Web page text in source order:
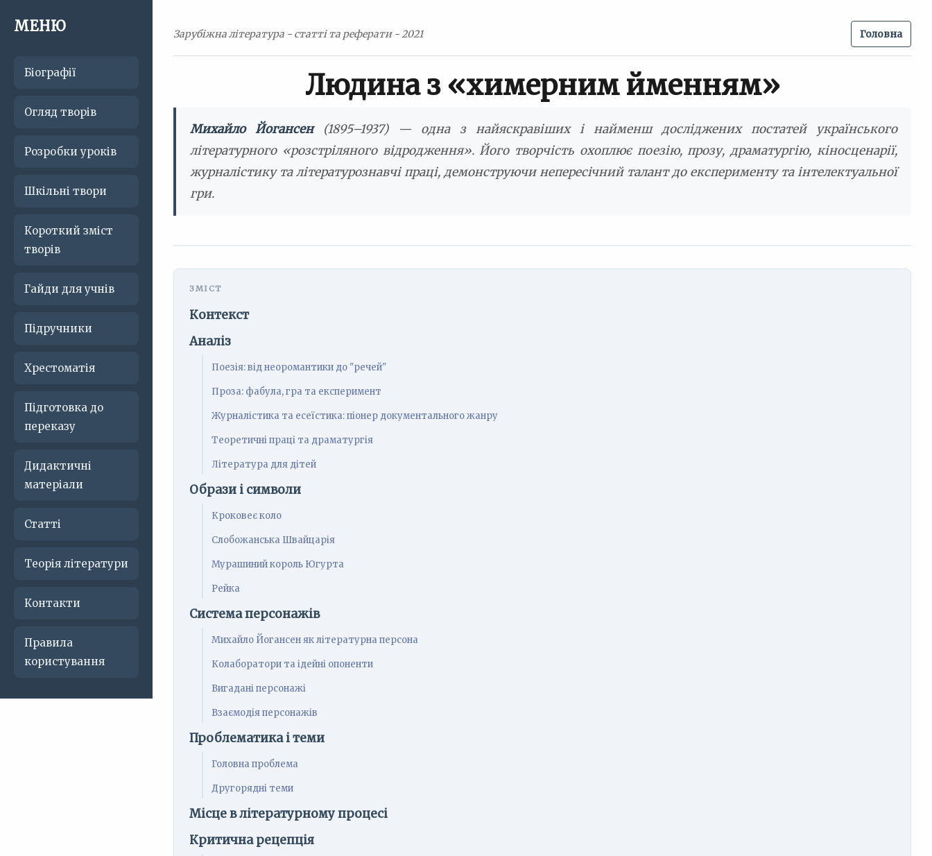
МЕНЮ
Біографії
Огляд творів
Розробки уроків
Шкільні твори
Короткий зміст
творів
Гайди для учнів
Підручники
Хрестоматія
Підготовка до
переказу
Дидактичні
матеріали
Статті
Теорія літератури
Контакти
Правила
користування
Зарубіжна література - статті та реферати - 2021 Головна
Людина з «химерним йменням»
Михайло Йогансен(1895–1937) — одна з найяскравіших і найменш досліджених постатей українського
літературного «розстріляного відродження». Його творчість охоплює поезію, прозу, драматургію, кіносценарії,
журналістику та літературознавчі праці, демонструючи непересічний талант до експерименту та інтелектуальної
гри.
Контекст
Аналіз
Поезія: від неоромантики до "речей"
Проза: фабула, гра та експеримент
Журналістика та есеїстика: піонер документального жанру
Теоретичні праці та драматургія
Література для дітей
Образи і символи
Кроковеє коло
Слобожанська Швайцарія
Мурашиний король Югурта
Рейка
Система персонажів
Михайло Йогансен як літературна персона
Колаборатори та ідейні опоненти
Вигадані персонажі
Взаємодія персонажів
Проблематика і теми
Головна проблема
Другорядні теми
Місце в літературному процесі
Критична рецепція